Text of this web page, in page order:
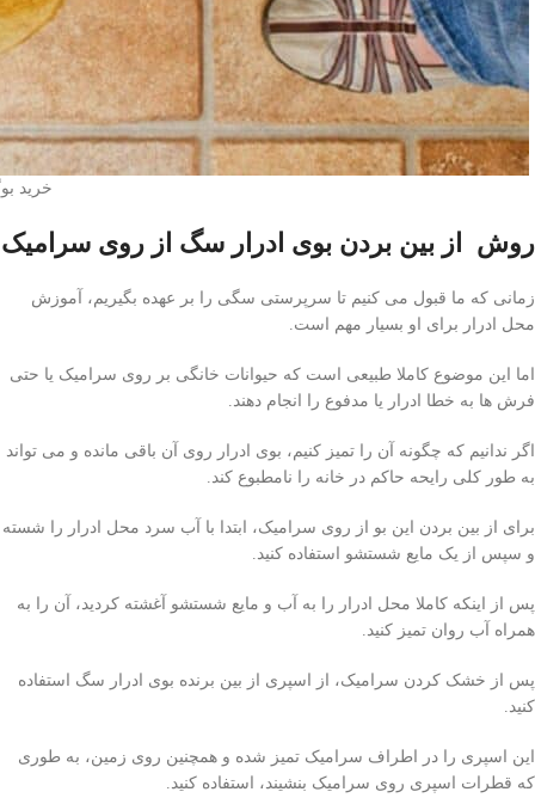
خرید
روش از بین بردن بوی ادرار سگ از روی سرامیک
زمانی که ما قبول می کنیم تا سرپرستی سگی را بر عهده بگیریم، آموزش
محل ادرار برای او بسیار مهم است.
اما این موضوع کاملا طبیعی است که حیوانات خانگی بر روی سرامیک یا حتی
فرش ها به خطا ادرار یا مدفوع را انجام دهند.
اگر ندانیم که چگونه آن را تمیز کنیم، بوی ادرار روی آن باقی مانده و می تواند
به طور کلی رایحه حاکم در خانه را نامطبوع کند.
برای از بین بردن این بو از روی سرامیک، ابتدا با آب سرد محل ادرار را شسته
و سپس از یک مایع شستشو استفاده کنید.
پس از اینکه کاملا محل ادرار را به آب و مایع شستشو آغشته کردید، آن را به
همراه آب روان تمیز کنید.
پس از خشک کردن سرامیک، از اسپری از بین برنده بوی ادرار سگ استفاده
کنید.
این اسپری را در اطراف سرامیک تمیز شده و همچنین روی زمین، به طوری
که قطرات اسپری روی سرامیک بنشیند، استفاده کنید.